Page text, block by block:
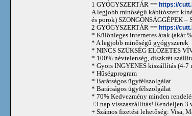
1 GYÓGYSZERTÁR == https://
A legjobb minőségű kábítószert
és porok) SZONGONSÁGGÉPEK
2 GYÓGYSZERTÁR == https://
* Különleges internetes árak (akár
* A legjobb minőségű gyógyszerek
* NINCS SZÜKSÉG ELŐZETES
* 100% névtelenség, diszkrét
* Gyors INGYENES kiszállítás (4-7
* Hűségprogram
* Barátságos ügyfélszolgálat
* Barátságos ügyfélszolgálat
* 70% Kedvezmény minden
+3 nap visszaszállítás! Rendeljen 3
+ Számos fizetési lehetőség: Visa,